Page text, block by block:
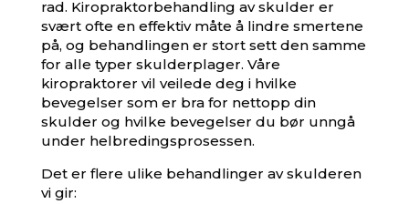
rad. Kiropraktorbehandling av skulder er
svært ofte en effektiv måte å lindre smertene
på, og behandlingen er stort sett den samme
for alle typer skulderplager. Våre
kiropraktorer vil veilede deg i hvilke
bevegelser som er bra for nettopp din
skulder og hvilke bevegelser du bør unngå
under helbredingsprosessen.
Det er flere ulike behandlinger av skulderen
vi gir: